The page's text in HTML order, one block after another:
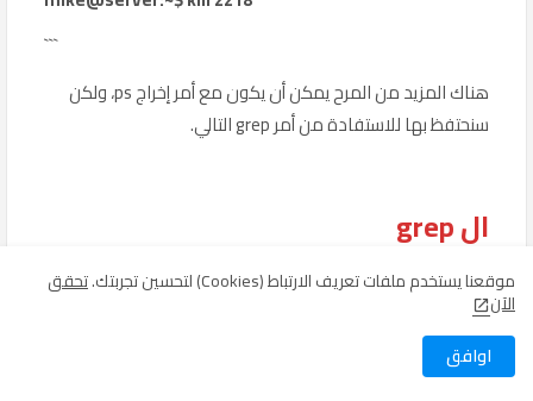
```
هناك المزيد من المرح يمكن أن يكون مع أمر إخراج ps، ولكن
سنحتفظ بها للاستفادة من أمر grep التالي.
ال grep
الأوامر للعثور على معلومات محددة أو تصفية المعلومات غير
موقعنا يستخدم ملفات تعريف الارتباط (Cookies) لتحسين تجربتك. تحقق
الآن
اوافق